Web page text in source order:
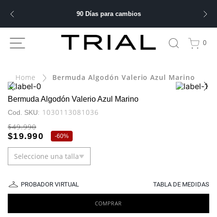
90 Días para cambios
0
Bermuda Algodón Valerio Azul Marino
Bermuda Algodón Valerio Azul Marino
: 1030113081036
$49.990
$19.990 -60%
Seleccione una talla
PROBADOR VIRTUAL TABLA DE MEDIDAS
COMPRAR
BUSCADOS